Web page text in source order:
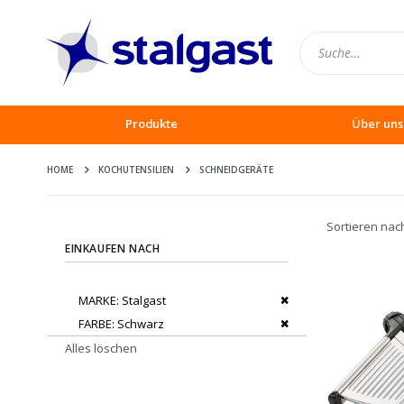
Produkte Über uns
HOME KOCHUTENSILIEN SCHNEIDGERÄTE
Sortieren
EINKAUFEN NACH
MARKE Stalgast
Dies entfernen
FARBE Schwarz
Dies entfernen
Alles löschen